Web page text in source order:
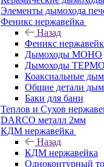
Элементы дымохода
Феникс нержавейка
Назад
Феникс
Дымоходы МОНО
Дымоходы ТЕРМО
Коаксиальные
Общие детали
Баки для бани
Теплов и Сухов
DARCO металл 2мм
КДМ нержавейка
Назад
КДМ нержавейка
Одноконтурный